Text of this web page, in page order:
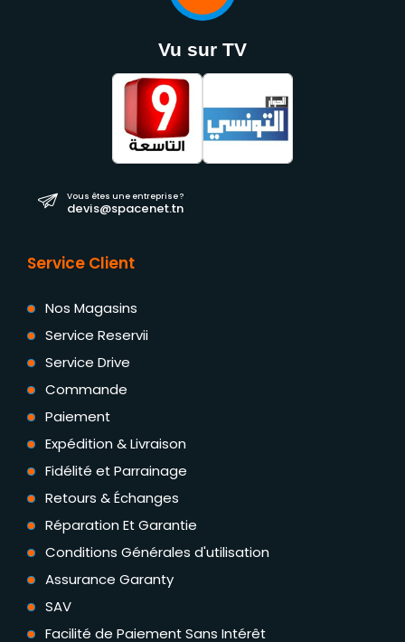
Vu sur TV
Vous êtes une entreprise ?
devis@spacenet.tn
Service Client
Nos Magasins
Service Reservii
Service Drive
Commande
Paiement
Expédition & Livraison
Fidélité et Parrainage
Retours & Échanges
Réparation Et Garantie
Conditions Générales d'utilisation
Assurance Garanty
SAV
Facilité de Paiement Sans Intérêt